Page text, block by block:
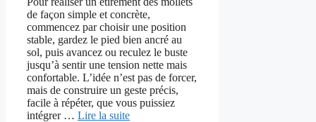
de façon simple et concrète,
commencez par choisir une position
stable, gardez le pied bien ancré au
sol, puis avancez ou reculez le buste
jusqu’à sentir une tension nette mais
confortable. L’idée n’est pas de forcer,
mais de construire un geste précis,
facile à répéter, que vous puissiez
intégrer … Lire la suite